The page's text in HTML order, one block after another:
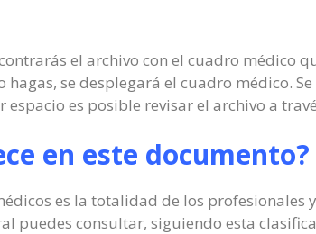
el archivo con el cuadro médico
hagas, se desplegará el cuadro médico.
espacio es posible revisar el archivo a
en este documento?
es la totalidad de los
puedes consultar, siguiendo esta